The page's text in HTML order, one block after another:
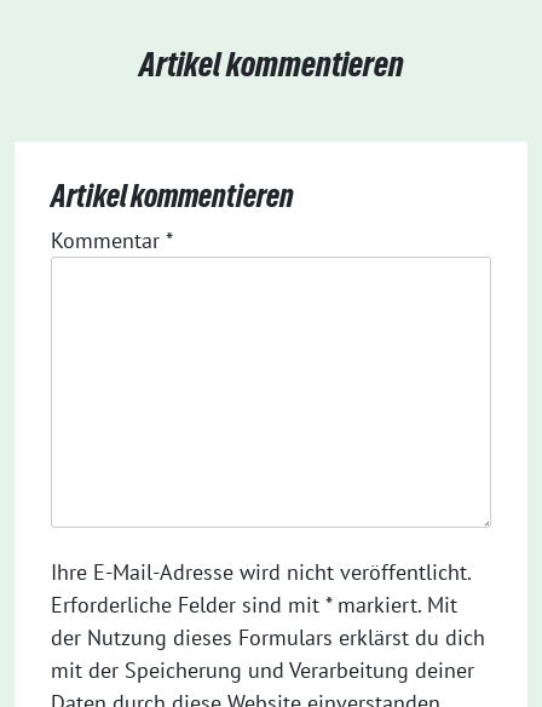
Artikel kommentieren
Artikel kommentieren
Kommentar *
Ihre E-Mail-Adresse wird nicht veröffentlicht.
Erforderliche Felder sind mit * markiert. Mit
der Nutzung dieses Formulars erklärst du dich
mit der Speicherung und Verarbeitung deiner